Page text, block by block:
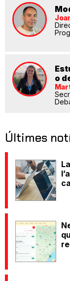
o
Últimes